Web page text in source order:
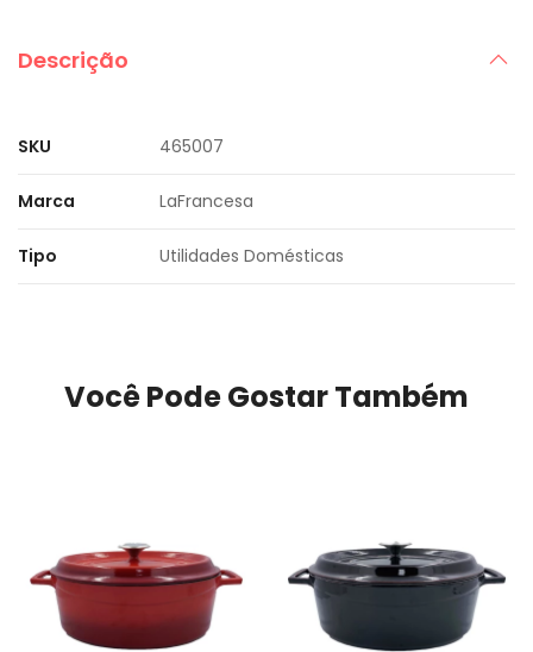
Descrição
SKU 465007
Marca LaFrancesa
Tipo Utilidades Domésticas
Você Pode Gostar Também